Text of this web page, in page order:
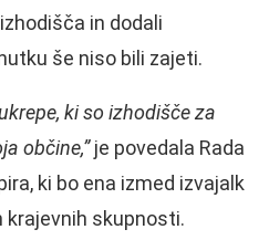
in dodali
še niso bili zajeti.
ki so izhodišče za
občine,”je povedala Rada
ki bo ena izmed izvajalk
krajevnih skupnosti.